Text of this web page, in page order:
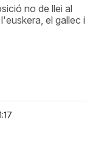
no de llei al
el gallec i